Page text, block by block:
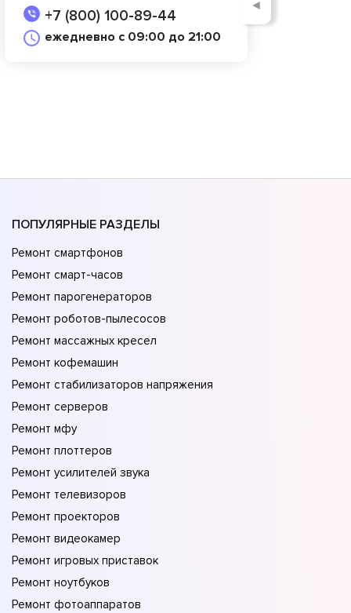
+7 (800) 100-89-44
ежедневно с 09:00 до 21:00
◄
ПОПУЛЯРНЫЕ РАЗДЕЛЫ
Ремонт смартфонов
Ремонт смарт-часов
Ремонт парогенераторов
Ремонт роботов-пылесосов
Ремонт массажных кресел
Ремонт кофемашин
Ремонт стабилизаторов напряжения
Ремонт серверов
Ремонт мфу
Ремонт плоттеров
Ремонт усилителей звука
Ремонт телевизоров
Ремонт проекторов
Ремонт видеокамер
Ремонт игровых приставок
Ремонт ноутбуков
Ремонт фотоаппаратов